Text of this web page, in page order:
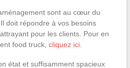
sont au cœur du
doit répondre à vos besoins
pour les clients. Pour en
food truck, cliquez ici.
état et suffisamment spacieux